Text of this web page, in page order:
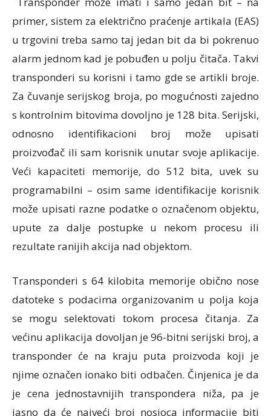
primer, sistem za električno praćenje artikala (EAS)
u trgovini treba samo taj jedan bit da bi pokrenuo
alarm jednom kad je pobuđen u polju čitača. Takvi
transponderi su korisni i tamo gde se artikli broje.
Za čuvanje serijskog broja, po mogućnosti zajedno
s kontrolnim bitovima dovoljno je 128 bita. Serijski,
odnosno identifikacioni broj može upisati
proizvođač ili sam korisnik unutar svoje aplikacije.
Veći kapaciteti memorije, do 512 bita, uvek su
programabilni – osim same identifikacije korisnik
može upisati razne podatke o označenom objektu,
upute za dalje postupke u nekom procesu ili
rezultate ranijih akcija nad objektom.
Transponderi s 64 kilobita memorije obično nose
datoteke s podacima organizovanim u polja koja
se mogu selektovati tokom procesa čitanja. Za
većinu aplikacija dovoljan je 96-bitni serijski broj, a
transponder će na kraju puta proizvoda koji je
njime označen ionako biti odbačen. Činjenica je da
je cena jednostavnijih transpondera niža, pa je
jasno da će najveći broj nosioca informacije biti